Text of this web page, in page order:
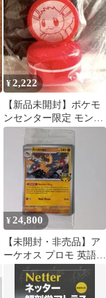
ート
¥2,222
【新品未開封】ポケモ
ンセンター限定 モンス
ターボールキャンディ
スタンプ イーブイ
¥24,800
【未開封・非売品】ア
ーケオス プロモ 英語版
051/086 シカゴ限定